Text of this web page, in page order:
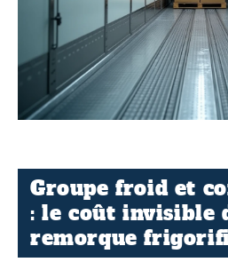
Groupe froid et
: le coût invisible
remorque